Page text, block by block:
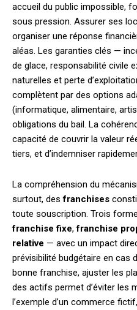
accueil du public impossible,
sous pression. Assurer ses
organiser une réponse
aléas. Les garanties clés —
de glace, responsabilité civile
naturelles et perte
complètent par des options
(informatique, alimentaire,
obligations du bail. La
capacité de couvrir la valeur
tiers, et d’indemniser
La compréhension du
surtout, desfranchises
toute souscription. Trois
franchise fixe,franchise
relative — avec un impact
prévisibilité budgétaire en cas
bonne franchise, ajuster les
des actifs permet d’éviter les
l’exemple d’un commerce